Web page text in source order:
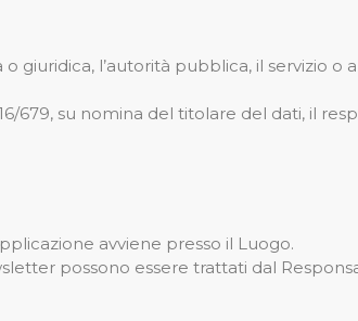
giuridica, l’autorità pubblica, il servizio
679, su nomina del titolare del dati, il
avviene presso il Luogo.
possono essere trattati dal